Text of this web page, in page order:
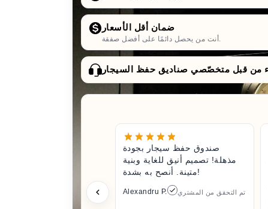
ضمان أقل الأسعار
صندوق حفظ سيجار بجودة
مذهلة! تصميم أنيق للغاية وبنية
متينة. أنصح به بشدة!
Alexandru P. تم التحقق من المشتري